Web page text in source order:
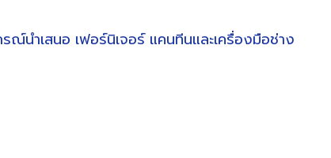
ณ์นำเสนอ เฟอร์นิเจอร์ แคนทีนและเครื่องมือช่าง